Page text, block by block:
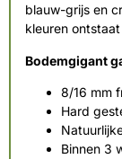
blauw-grijs en
kleuren
Bodemgigant
8/16 mm
Hard
Binnen 3